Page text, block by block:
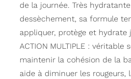
de la journée. Très
dessèchement, sa formule
appliquer, protège et hydrate
ACTION MULTIPLE : véritable
maintenir la cohésion de la
aide à diminuer les rougeurs,